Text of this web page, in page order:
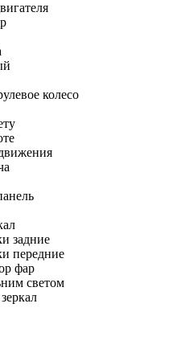
колесо
задние
передние
фар
светом